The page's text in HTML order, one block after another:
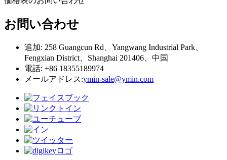
お問い合わせ
追加: 258 Guangcun Rd、Yangwang Industrial Park、
Fengxian District、Shanghai 201406、中国
電話: +86 18355189974
メールアドレス:ymin-sale@ymin.com